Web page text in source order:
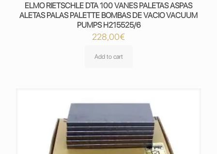
ELMO RIETSCHLE DTA 100 VANES PALETAS ASPAS
ALETAS PALAS PALETTE BOMBAS DE VACIO VACUUM
PUMPS H215525/6
228,00€
Add to cart